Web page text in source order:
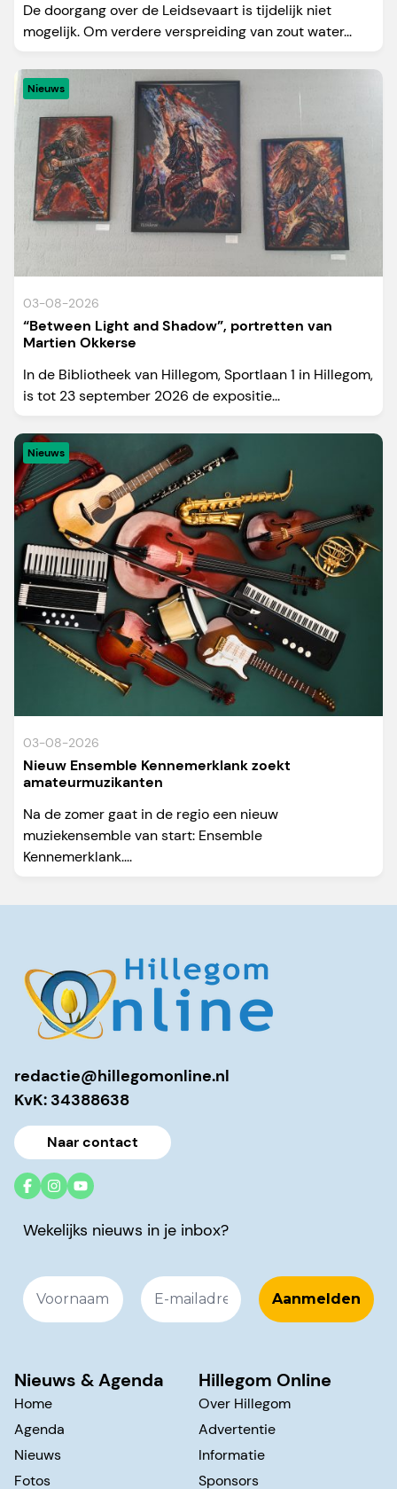
De doorgang over de Leidsevaart is tijdelijk niet
mogelijk. Om verdere verspreiding van zout water...
Nieuws
03-08-2026
“Between Light and Shadow”, portretten van
Martien Okkerse
In de Bibliotheek van Hillegom, Sportlaan 1 in Hillegom,
is tot 23 september 2026 de expositie...
Nieuws
03-08-2026
Nieuw Ensemble Kennemerklank zoekt
amateurmuzikanten
Na de zomer gaat in de regio een nieuw
muziekensemble van start: Ensemble
Kennemerklank....
redactie@hillegomonline.nl
KvK: 34388638
Naar contact
Wekelijks nieuws in je inbox?
Nieuws & Agenda
Home
Agenda
Nieuws
Fotos
Hillegom Online
Over Hillegom
Advertentie
Informatie
Sponsors